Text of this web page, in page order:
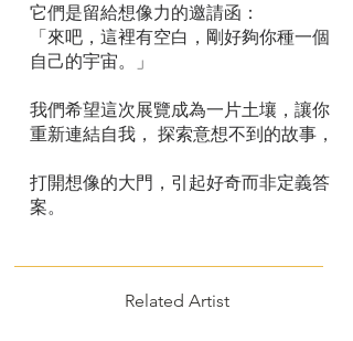
它們是留給想像力的邀請函：
「來吧，這裡有空白，剛好夠你種一個
自己的宇宙。」
我們希望這次展覽成為一片土壤，讓你
重新連結自我， 探索意想不到的故事，
打開想像的大門，引起好奇而非定義答
案。
Related Artist